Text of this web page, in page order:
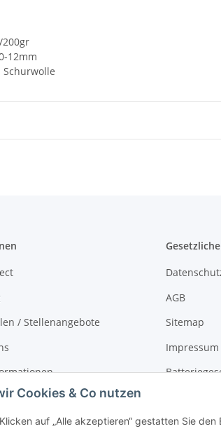
Cookies & Co nutzen
auf „Alle akzeptieren“ gestatten Sie
200gr
12mm
Schurwolle
/ Stellenangebote
AGB
Sitemap
Impressum